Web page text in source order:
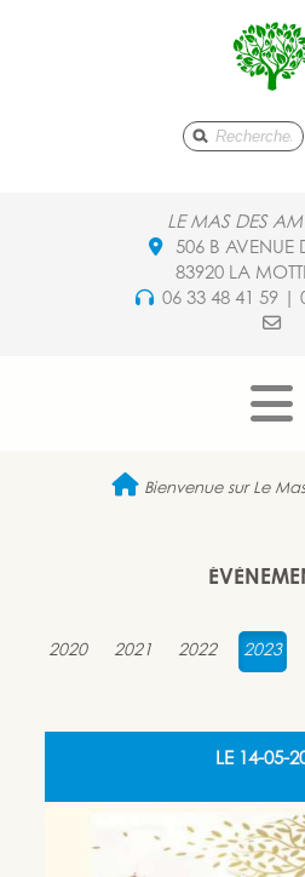
LE MAS DES
506 B AVENUE
83920 LA
06 33 48 41 59 |
Bienvenue sur Le
2020 2021 2022 2023
LE 14-05-